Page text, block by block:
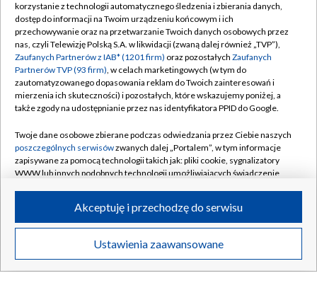
KRAKÓW / LUBLIN / ŁÓDŹ / OLSZTYN /
OPOLE / POZNAŃ / RZESZÓW /
SZCZECIN / WARSZAWA / WROCŁAW
TVP
Abonament TVP
Emisja w TVP
Centrum informacji TVP
Naziemna Telewizja Cyfrowa
Sklep TVP
Polityka prywatności
Moje zgody
Pomoc
Biuro reklamy
korzystanie z technologii automatycznego śledzenia i zbierania danych,
dostęp do informacji na Twoim urządzeniu końcowym i ich
przechowywanie oraz na przetwarzanie Twoich danych osobowych przez
nas, czyli Telewizję Polską S.A. w likwidacji (zwaną dalej również „TVP”),
Zaufanych Partnerów z IAB* (1201 firm) oraz pozostałych Zaufanych
Partnerów TVP (93 firm), w celach marketingowych (w tym do
zautomatyzowanego dopasowania reklam do Twoich zainteresowań i
mierzenia ich skuteczności) i pozostałych, które wskazujemy poniżej, a
także zgody na udostępnianie przez nas identyfikatora PPID do Google.
Twoje dane osobowe zbierane podczas odwiedzania przez Ciebie naszych
poszczególnych serwisówzwanych dalej „Portalem”, w tym informacje
zapisywane za pomocą technologii takich jak: pliki cookie, sygnalizatory
WWW lub innych podobnych technologii umożliwiających świadczenie
ruchu w Internecie.
Twoje dane osobowe zbierane podczas odwiedzania przez Ciebie
poszczególnych serwisówna Portalu, takie jak adresy IP, identyfikatory
Ustawienia zaawansowane
Akceptuję i przechodzę do serwisu